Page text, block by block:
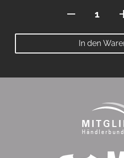
Stehkragen
Menge
In den